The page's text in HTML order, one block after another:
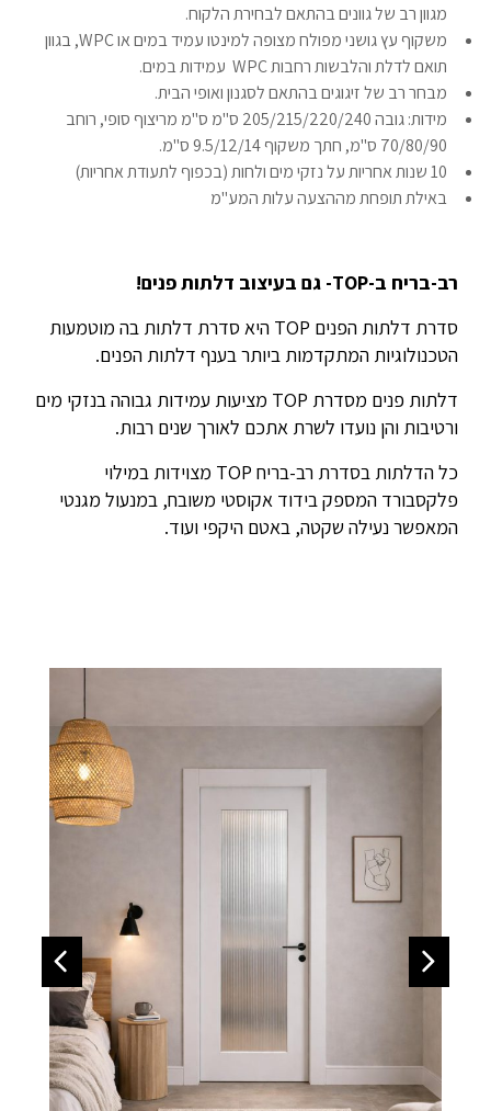
מגוון רב של גוונים בהתאם לבחירת הלקוח.
משקוף עץ גושני מפולח מצופה למינטו עמיד במים או WPC, בגוון
תואם לדלת והלבשות רחבות WPC עמידות במים.
מבחר רב של זיגוגים בהתאם לסגנון ואופי הבית.
מידות: גובה 205/215/220/240 ס"מ ס"מ מריצוף סופי, רוחב
70/80/90 ס"מ, חתך משקוף 9.5/12/14 ס"מ.
10 שנות אחריות על נזקי מים ולחות (בכפוף לתעודת אחריות)
באילת תופחת מההצעה עלות המע"מ
רב-בריח ב-TOP- גם בעיצוב דלתות פנים!
סדרת דלתות הפנים TOP היא סדרת דלתות בה מוטמעות
הטכנולוגיות המתקדמות ביותר בענף דלתות הפנים.
דלתות פנים מסדרת TOP מציעות עמידות גבוהה בנזקי מים
ורטיבות והן נועדו לשרת אתכם לאורך שנים רבות.
כל הדלתות בסדרת רב-בריח TOP מצוידות במילוי
פלקסבורד המספק בידוד אקוסטי משובח, במנעול מגנטי
המאפשר נעילה שקטה, באטם היקפי ועוד.